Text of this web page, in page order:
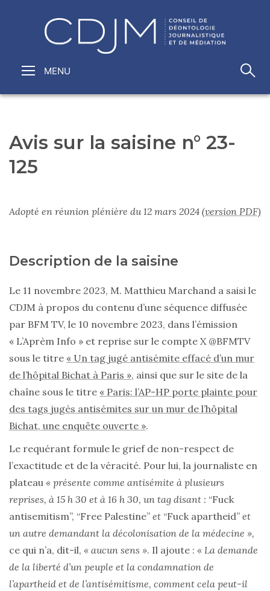
Avis sur la saisine n° 23-
125
Adopté en réunion plénière du 12 mars 2024 (version PDF)
Description de la saisine
Le 11 novembre 2023, M. Matthieu Marchand a saisi le
CDJM à propos du contenu d’une séquence diffusée
par BFM TV, le 10 novembre 2023, dans l’émission
« L’Aprèm Info » et reprise sur le compte X @BFMTV
sous le titre « Un tag jugé antisémite effacé d’un mur
de l’hôpital Bichat à Paris », ainsi que sur le site de la
chaîne sous le titre « Paris: l’AP-HP porte plainte pour
des tags jugés antisémites sur un mur de l’hôpital
Bichat, une enquête ouverte ».
Le requérant formule le grief de non-respect de
l’exactitude et de la véracité. Pour lui, la journaliste en
plateau « présente comme antisémite à plusieurs
reprises, à 15 h 30 et à 16 h 30, un tag disant : “Fuck
antisemitism”, “Free Palestine” et “Fuck apartheid” et
un autre demandant la décolonisation de la médecine »,
ce qui n’a, dit-il, « aucun sens ». Il ajoute : « La demande
de la liberté d’un peuple et la condamnation de
l’apartheid et de l’antisémitisme, comment cela peut-il